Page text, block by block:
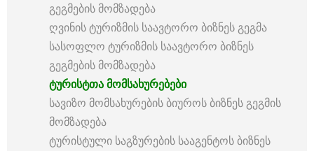
გეგმების მომზადება
ღვინის ტურიზმის საავტორო ბიზნეს გეგმა
სასოფლო ტურიზმის საავტორო ბიზნეს
გეგმების მომზადება
ტურისტთამომსახურებები
სავიზო მომსახურების ბიუროს ბიზნეს გეგმის
მომზადება
ტურისტული საგზურების სააგენტოს ბიზნეს